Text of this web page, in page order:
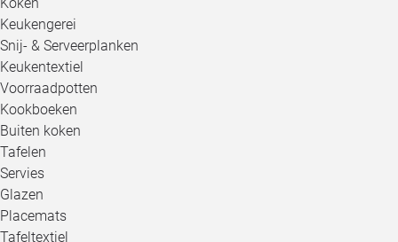
Keukengerei
Snij- & Serveerplanken
Keukentextiel
Voorraadpotten
Kookboeken
Buiten koken
Tafelen
Servies
Glazen
Placemats
Tafeltextiel